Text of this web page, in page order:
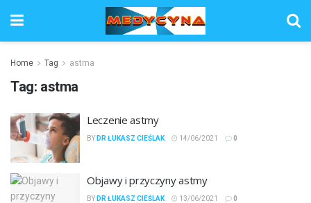
Home Tag astma
Tag: astma
Leczenie astmy
BY DR ŁUKASZ CIEŚLAK 14/06/2021 0
Objawy i przyczyny astmy
BY DR ŁUKASZ CIEŚLAK 13/06/2021 0